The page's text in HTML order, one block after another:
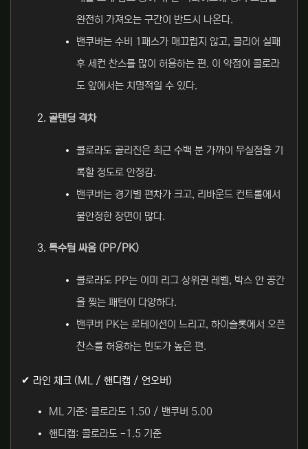
완전히 가져오는 구간이 반드시 나온다.
밴쿠버는 수비 1패스가 매끄럽지 않고, 클리어 실패
후 세컨 찬스를 많이 허용하는 편. 이 약점이 콜로라
도 앞에서는 치명적일 수 있다.
골텐딩 격차
콜로라도 골리진은 최근 수백 분 가까이 무실점을 기
록할 정도로 안정감.
밴쿠버는 경기별 편차가 크고, 리바운드 컨트롤에서
불안정한 장면이 많다.
특수팀 싸움 (PP/PK)
콜로라도 PP는 이미 리그 상위권 레벨, 박스 안 공간
을 찢는 패턴이 다양하다.
밴쿠버 PK는 로테이션이 느리고, 하이슬롯에서 오픈
찬스를 허용하는 빈도가 높은 편.
✔ 라인 체크 (ML / 핸디캡 / 언오버)
ML 기준: 콜로라도 1.50 / 밴쿠버 5.00
핸디캡: 콜로라도 -1.5 기준